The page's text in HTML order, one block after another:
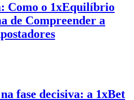
Como o 1xEquilíbrio
de Compreender a
fase decisiva: a 1xBet